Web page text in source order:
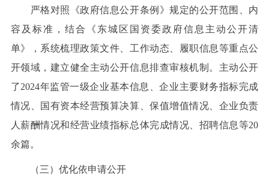
严格对照《政府信息公开条例》规定的公开范围、内
容及标准，结合《东城区国资委政府信息主动公开清
单》，系统梳理政策文件、工作动态、履职信息等重点公
开领域，建立健全主动公开信息排查审核机制。主动公开
了2024年监管一级企业基本信息、企业主要财务指标完成
情况、国有资本经营预算决算、保值增值情况、企业负责
人薪酬情况和经营业绩指标总体完成情况、招聘信息等20
余篇。
（三）优化依申请公开